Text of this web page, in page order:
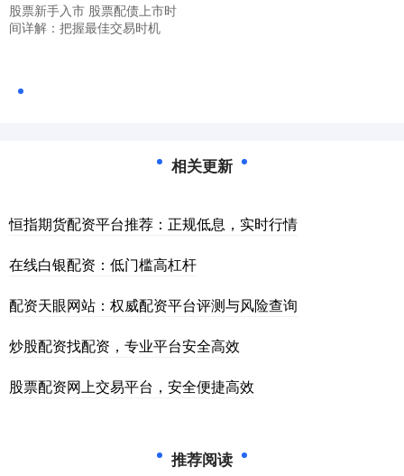
股票新手入市 股票配债上市时
间详解：把握最佳交易时机
相关更新
恒指期货配资平台推荐：正规低息，实时行情
在线白银配资：低门槛高杠杆
配资天眼网站：权威配资平台评测与风险查询
炒股配资找配资，专业平台安全高效
股票配资网上交易平台，安全便捷高效
推荐阅读